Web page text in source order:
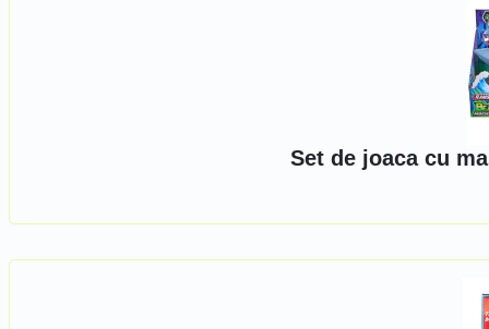
Set de joaca cu